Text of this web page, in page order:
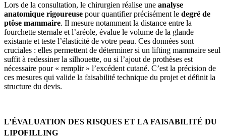
Lors de la consultation, le chirurgien réalise une analyse
anatomique rigoureuse pour quantifier précisément le degré de
ptôse mammaire. Il mesure notamment la distance entre la
fourchette sternale et l’aréole, évalue le volume de la glande
existante et teste l’élasticité de votre peau. Ces données sont
cruciales : elles permettent de déterminer si un lifting mammaire seul
suffit à redessiner la silhouette, ou si l’ajout de prothèses est
nécessaire pour « remplir » l’excédent cutané. C’est la précision de
ces mesures qui valide la faisabilité technique du projet et définit la
structure du devis.
L’ÉVALUATION DES RISQUES ET LA FAISABILITÉ DU
LIPOFILLING